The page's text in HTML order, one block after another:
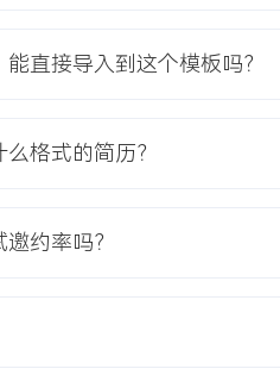
流程试点，培训门店配件经理使用
馈优化操作细节后，向全区域XXX家
压力转移，缩短补货周期。
订单满足率从XXX%提升至XXX%
直接导入到这个模板吗？
格式的简历？
约率吗？